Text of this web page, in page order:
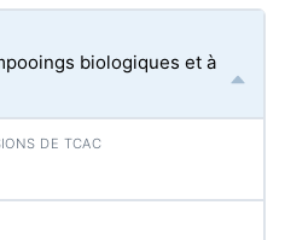
biologiques et à